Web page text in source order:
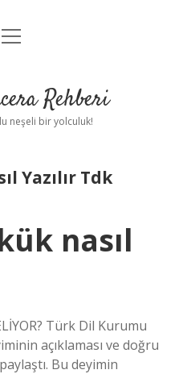
Uyarı
menüyü
Rehberi
neşeli bir yolculuk!
Yazılır Tdk
nasıl
Türk Dil Kurumu
açıklaması ve doğru
Bu deyimin